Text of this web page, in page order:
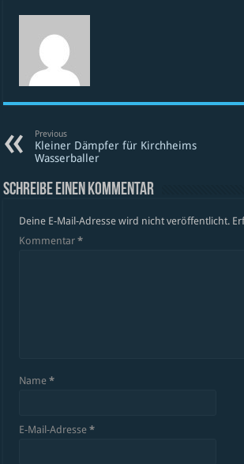
Previous
Kleiner Dämpfer für Kirchheims
Wasserballer
Schreibe einen Kommentar
Deine E-Mail-Adresse wird nicht veröffentlicht.
Kommentar *
Name *
E-Mail-Adresse *